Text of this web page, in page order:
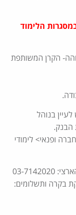
הלימוד
הקרן המשותפת
בנוהל
ופנאי> לימודי
לפנות למחלקת בקרה ותשלומים: